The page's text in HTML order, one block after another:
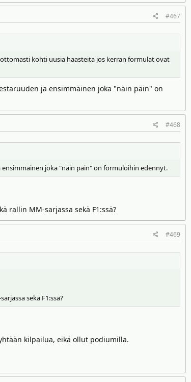
#467
kohti uusia haasteita jos kerran formulat ovat
ja ensimmäinen joka "näin päin" on
#468
ensimmäinen joka "näin päin" on formuloihin edennyt.
rallin MM-sarjassa sekä F1:ssä?
#469
sekä F1:ssä?
kilpailua, eikä ollut podiumilla.